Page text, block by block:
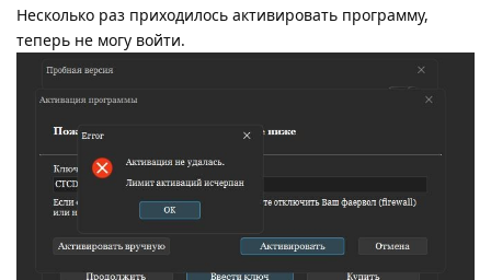
Несколько раз приходилось активировать программу,
теперь не могу войти.